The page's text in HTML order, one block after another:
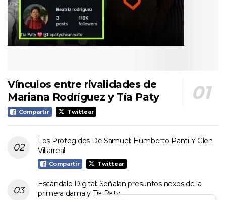
Vínculos entre rivalidades de
Mariana Rodríguez y Tía Paty
Compartir Twittear
Los Protegidos De Samuel: Humberto Panti Y Glen
Villarreal
Compartir Twittear
Escándalo Digital: Señalan presuntos nexos de la
primera dama y Tía Paty